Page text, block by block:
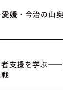
媛・今治の山
者支援を学ぶ